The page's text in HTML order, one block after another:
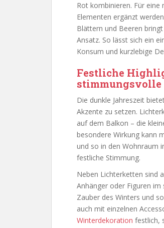
Rot kombinieren. Für
Elementen ergänzt
Blättern und Beeren
Ansatz. So lässt sich ein
Konsum und kurzlebige
Festliche
stimmungsvolle
Die dunkle Jahreszeit
Akzente zu setzen.
auf dem Balkon – die
besondere Wirkung kann
und so in den Wohnraum
festliche Stimmung.
Neben Lichterketten sind
Anhänger oder Figuren
Zauber des Winters und
auch mit einzelnen
Winterdekoration festlich,